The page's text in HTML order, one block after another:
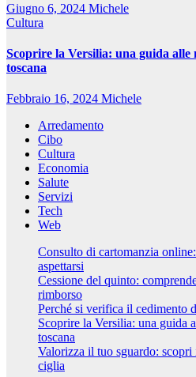
Giugno 6, 2024 Michele
Cultura
Scoprire la Versilia: una guida alle
toscana
Febbraio 16, 2024 Michele
Arredamento
Cibo
Cultura
Economia
Salute
Servizi
Tech
Web
Consulto di cartomanzia
aspettarsi
Cessione del quinto:
rimborso
Perché si verifica il cedimento
Scoprire la Versilia: una guida
toscana
Valorizza il tuo sguardo:
ciglia